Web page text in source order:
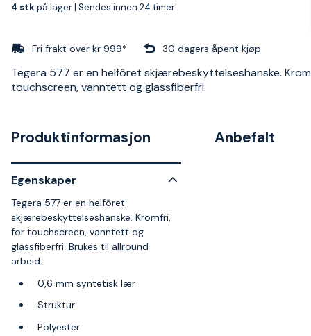
4 stkpå lager | Sendes innen 24 timer!
Fri frakt over kr 999* 30 dagers åpent kjøp
Tegera 577 er en helfôret skjærebeskyttelseshanske.
touchscreen, vanntett og glassfiberfri.
Produktinformasjon
Egenskaper
Tegera 577 er en helfôret
skjærebeskyttelseshanske. Kromfri,
for touchscreen, vanntett og
glassfiberfri. Brukes til allround
arbeid.
0,6 mm syntetisk lær
Struktur
Polyester
Anbefalt